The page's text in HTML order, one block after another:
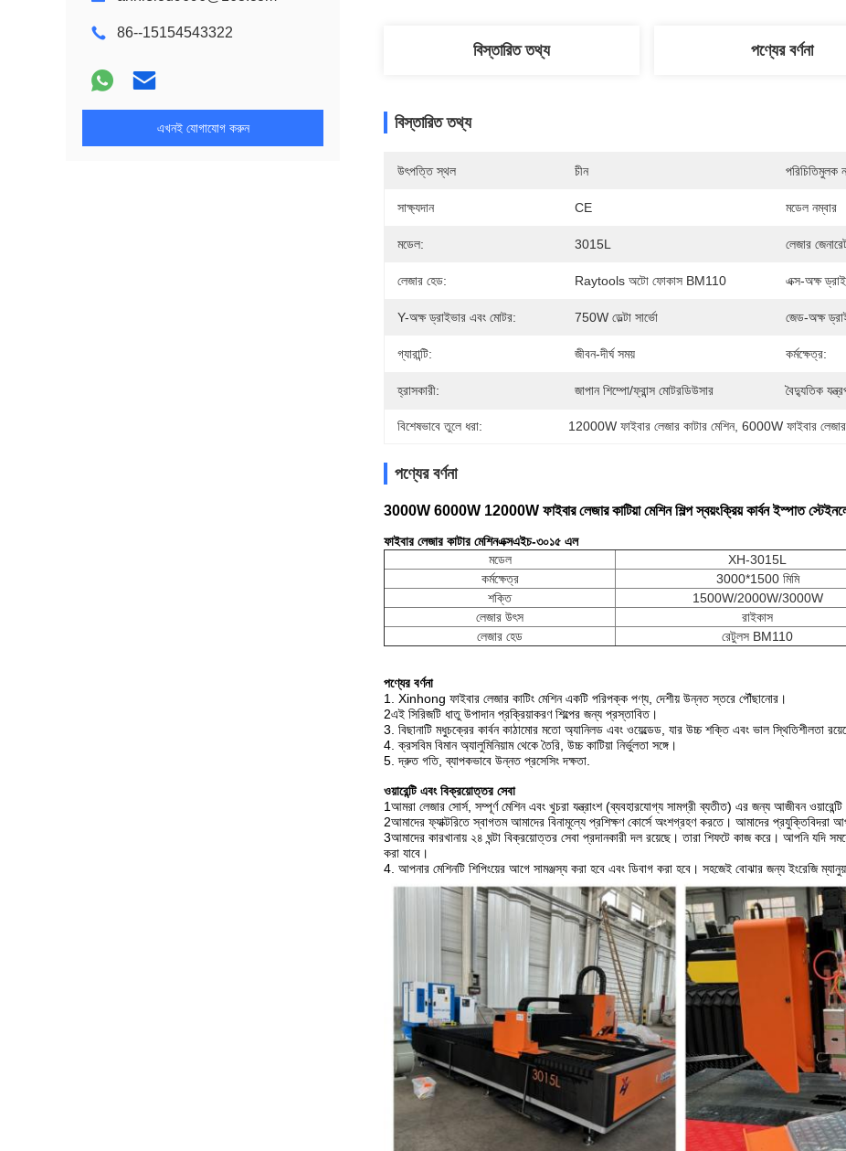
86--15154543322
এখনই যোগাযোগ করুন
বিস্তারিত তথ্য পণ্যের বর্ণনা
বিস্তারিত তথ্য
উৎপত্তি স্থল চীন পরিচিতিমুলক
সাক্ষ্যদান CE মডেল নম্বার
মডেল: 3015L লেজার
লেজার হেড: Raytools অটো ফোকাস BM110 এক্স-অক্ষ
Y-অক্ষ ড্রাইভার এবং মোটর: 750W ডেল্টা সার্ভো জেড-অক্ষ
গ্যারান্টি: জীবন-দীর্ঘ সময় কর্মক্ষেত্র:
হ্রাসকারী: জাপান শিম্পো/ফ্রান্স মোটরডিউসার বৈদ্যুতিক
বিশেষভাবে তুলে ধরা: 12000W ফাইবার লেজার কাটার মেশিন, 6000W ফাইবার লেজার
পণ্যের বর্ণনা
3000W 6000W 12000W ফাইবার লেজার কাটিয়া মেশিন শিল্প স্বয়ংক্রিয় কার্বন ইস্পাত
ফাইবার লেজার কাটার মেশিনএক্সএইচ-৩০১৫ এল
মডেল
XH-3015L
কর্মক্ষেত্র
3000*1500 মিমি
শক্তি
1500W/2000W/3000W
লেজার উৎস
রাইকাস
লেজার হেড
রেটুলস BM110
পণ্যের বর্ণনা
1. Xinhong ফাইবার লেজার কাটিং মেশিন একটি পরিপক্ক পণ্য, দেশীয় উন্নত স্তরে পৌঁছানোর।
2এই সিরিজটি ধাতু উপাদান প্রক্রিয়াকরণ শিল্পের জন্য প্রস্তাবিত।
3. বিছানাটি মধুচক্রের কার্বন কাঠামোর মতো অ্যানিলড এবং ওয়েল্ডেড, যার উচ্চ শক্তি এবং ভাল স্থিতিশীলতা
4. ক্রসবিম বিমান অ্যালুমিনিয়াম থেকে তৈরি, উচ্চ কাটিয়া নির্ভুলতা সঙ্গে।
5. দ্রুত গতি, ব্যাপকভাবে উন্নত প্রসেসিং দক্ষতা.
ওয়ারেন্টি এবং বিক্রয়োত্তর সেবা
1আমরা লেজার সোর্স, সম্পূর্ণ মেশিন এবং খুচরা যন্ত্রাংশ (ব্যবহারযোগ্য সামগ্রী ব্যতীত) এর জন্য আজীবন
2আমাদের ফ্যাক্টরিতে স্বাগতম আমাদের বিনামূল্যে প্রশিক্ষণ কোর্সে অংশগ্রহণ করতে। আমাদের প্রযুক্তিবিদরা
3আমাদের কারখানায় ২৪ ঘন্টা বিক্রয়োত্তর সেবা প্রদানকারী দল রয়েছে। তারা শিফটে কাজ করে। আপনি যদি
করা যাবে।
4. আপনার মেশিনটি শিপিংয়ের আগে সামঞ্জস্য করা হবে এবং ডিবাগ করা হবে। সহজেই বোঝার জন্য ইংরেজি